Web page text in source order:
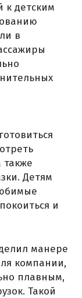
к детским
в
Детям
и
манере
компании,
плавным,
Такой